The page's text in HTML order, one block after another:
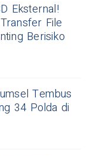
Eksternal!
File
Berisiko
Tembus
34 Polda di